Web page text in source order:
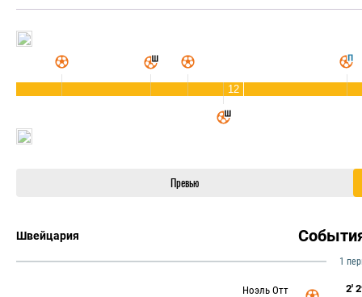
12
Превью
Швейцария
1
Ноэль Отт 2'